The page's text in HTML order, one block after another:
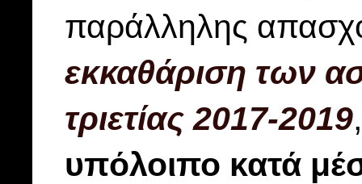
παράλληλης
εκκαθάριση των
τριετίας 2017-2019
υπόλοιπο κατά